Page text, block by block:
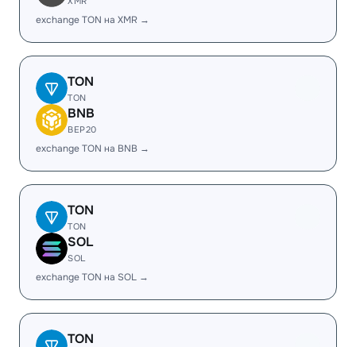
exchange TON на XMR →
TON
TON
BNB
BEP20
exchange TON на BNB →
TON
TON
SOL
SOL
exchange TON на SOL →
TON